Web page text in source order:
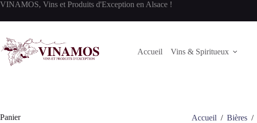
Passer
contenu
VINAMOS, Vins et Produits d'Exception en Alsace !
Accueil Vins & Spiritueux
Accueil / Bières /
Panier